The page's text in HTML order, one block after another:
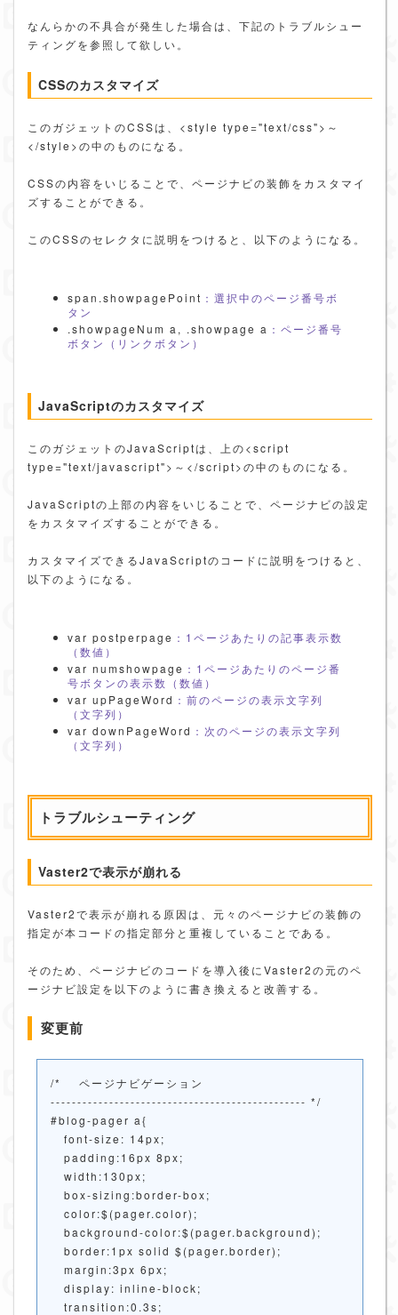
なんらかの不具合が発生した場合は、下記のトラブルシュー
ティングを参照して欲しい。
CSSのカスタマイズ
このガジェットのCSSは、<style type="text/css">～
</style>の中のものになる。
CSSの内容をいじることで、ページナビの装飾をカスタマイ
ズすることができる。
このCSSのセレクタに説明をつけると、以下のようになる。
span.showpagePoint ：選択中のページ番号ボ
タン
.showpageNum a, .showpage a ：ページ番号
ボタン（リンクボタン）
JavaScriptのカスタマイズ
このガジェットのJavaScriptは、上の<script
type="text/javascript">～</script>の中のものになる。
JavaScriptの上部の内容をいじることで、ページナビの設定
をカスタマイズすることができる。
カスタマイズできるJavaScriptのコードに説明をつけると、
以下のようになる。
var postperpage ：1ページあたりの記事表示数
（数値）
var numshowpage ：1ページあたりのページ番
号ボタンの表示数（数値）
var upPageWord ：前のページの表示文字列
（文字列）
var downPageWord ：次のページの表示文字列
（文字列）
トラブルシューティング
Vaster2で表示が崩れる
Vaster2で表示が崩れる原因は、元々のページナビの装飾の
指定が本コードの指定部分と重複していることである。
そのため、ページナビのコードを導入後にVaster2の元のペ
ージナビ設定を以下のように書き換えると改善する。
変更前
/* ページナビゲーション
------------------------------------------------ */
#blog-pager a{
font-size: 14px;
padding:16px 8px;
width:130px;
box-sizing:border-box;
color:$(pager.color);
background-color:$(pager.background);
border:1px solid $(pager.border);
margin:3px 6px;
display: inline-block;
transition:0.3s;